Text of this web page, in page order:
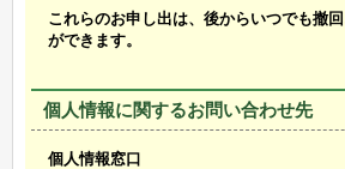
これらのお申し出は、後からいつでも撤
ができます。
個人情報に関するお問い合わせ先
個人情報窓口